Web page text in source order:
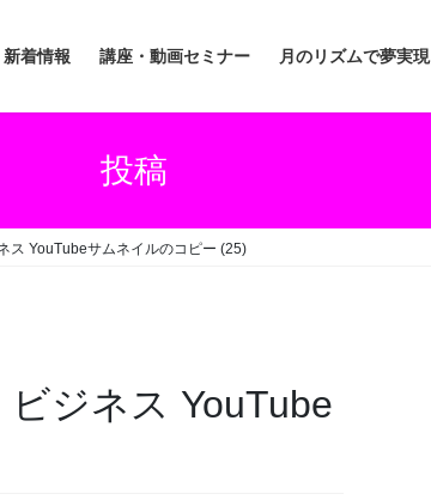
新着情報 講座・動画セミナー 月のリズムで夢実現
投稿
ス YouTubeサムネイルのコピー (25)
ジネス YouTube